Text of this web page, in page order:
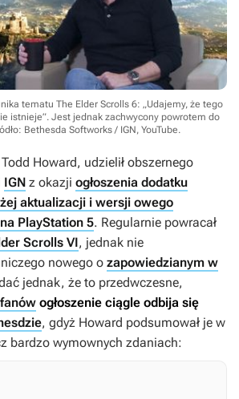
tematu The Elder Scrolls 6: „Udajemy, że tego
istnieje”. Jest jednak zachwycony powrotem do
Bethesda Softworks / IGN, YouTube.
Howard, udzielił obszernego
IGN z okazji ogłoszenia dodatku
aktualizacji i wersji owego
PlayStation 5. Regularnie powracał
Scrolls VI, jednak nie
nowego o zapowiedzianym w
jednak, że to przedwczesne,
ogłoszenie ciągle odbija się
, gdyż Howard podsumował je w
bardzo wymownych zdaniach: